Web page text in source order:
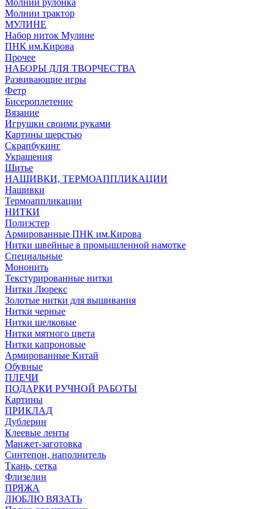
Молнии рулонка
Молнии трактор
МУЛИНЕ
Набор ниток Мулине
ПНК им.Кирова
Прочее
НАБОРЫ ДЛЯ ТВОРЧЕСТВА
Развивающие игры
Фетр
Бисероплетение
Вязание
Игрушки своими руками
Картины шерстью
Скрапбукинг
Украшения
Шитье
НАШИВКИ, ТЕРМОАППЛИКАЦИИ
Нашивки
Термоаппликации
НИТКИ
Полиэстер
Армированные ПНК им.Кирова
Нитки швейные в промышленной намотке
Специальные
Мононить
Текстурированные нитки
Нитки Люрекс
Золотые нитки для вышивания
Нитки черные
Нитки шелковые
Нитки мятного цвета
Нитки капроновые
Армированные Китай
Обувные
ПЛЕЧИ
ПОДАРКИ РУЧНОЙ РАБОТЫ
Картины
ПРИКЛАД
Дублерин
Клеевые ленты
Манжет-заготовка
Синтепон, наполнитель
Ткань, сетка
Флизелин
ПРЯЖА
ЛЮБЛЮ ВЯЗАТЬ